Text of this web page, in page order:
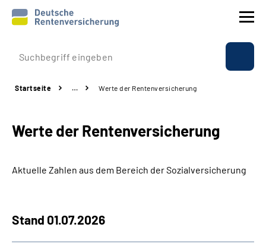
Prävention
Rente
Beratung & Kontakt
Startseite … Werte der Rentenversicherung
Werte der Rentenversicherung
Aktuelle Zahlen aus dem Bereich der Sozialversicherung
Stand 01.07.2026